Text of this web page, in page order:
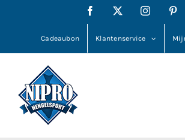
Facebook Instagram
Cadeaubon Klantenservice